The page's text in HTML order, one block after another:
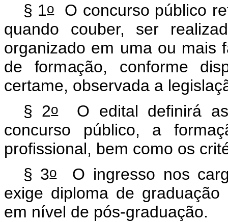
§ 1oO concurso público
quando couber, ser
organizado em uma ou mais
de formação, conforme
certame, observada a
§ 2oO edital definirá as
concurso público, a
profissional, bem como os
§ 3oO ingresso nos
exige diploma de
em nível de pós-graduação.